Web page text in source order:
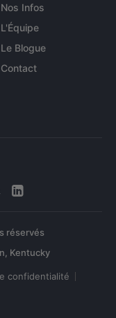
Nos Infos
L'Équipe
Le Blogue
Contact
réservés
confidentialité